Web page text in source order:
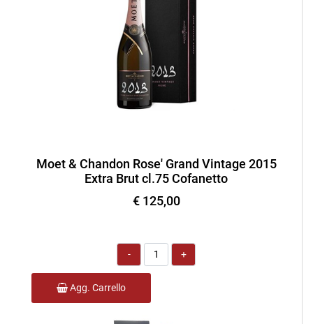
Moet & Chandon Rose' Grand Vintage 2015
Extra Brut cl.75 Cofanetto
€ 125,00
Quantità
Agg. Carrello